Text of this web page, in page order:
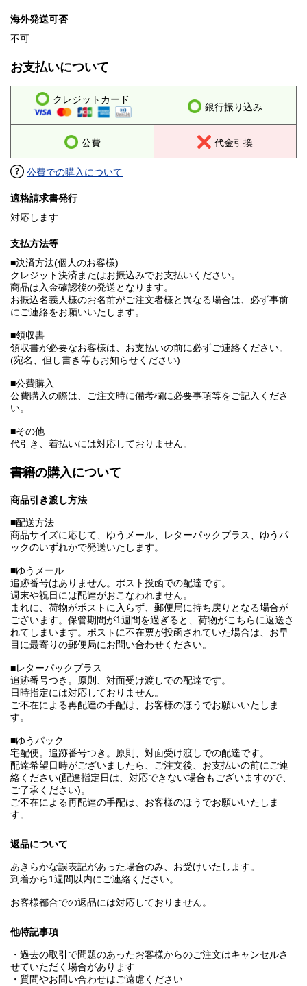
海外発送可否
不可
お支払いについて
クレジットカード
銀行振り込み
公費 代金引換
公費での購入について
適格請求書発行
対応します
支払方法等
■決済方法(個人のお客様)
クレジット決済またはお振込みでお支払いください。
商品は入金確認後の発送となります。
お振込名義人様のお名前がご注文者様と異なる場合は、必ず事前
にご連絡をお願いいたします。
■領収書
領収書が必要なお客様は、お支払いの前に必ずご連絡ください。
(宛名、但し書き等もお知らせください)
■公費購入
公費購入の際は、ご注文時に備考欄に必要事項等をご記入くださ
い。
■その他
代引き、着払いには対応しておりません。
書籍の購入について
商品引き渡し方法
■配送方法
商品サイズに応じて、ゆうメール、レターパックプラス、ゆうパ
ックのいずれかで発送いたします。
■ゆうメール
追跡番号はありません。ポスト投函での配達です。
週末や祝日には配達がおこなわれません。
まれに、荷物がポストに入らず、郵便局に持ち戻りとなる場合が
ございます。保管期間が1週間を過ぎると、荷物がこちらに返送さ
れてしまいます。ポストに不在票が投函されていた場合は、お早
目に最寄りの郵便局にお問い合わせください。
■レターパックプラス
追跡番号つき。原則、対面受け渡しでの配達です。
日時指定には対応しておりません。
ご不在による再配達の手配は、お客様のほうでお願いいたしま
す。
■ゆうパック
宅配便。追跡番号つき。原則、対面受け渡しでの配達です。
配達希望日時がございましたら、ご注文後、お支払いの前にご連
絡ください(配達指定日は、対応できない場合もございますので、
ご了承ください)。
ご不在による再配達の手配は、お客様のほうでお願いいたしま
す。
返品について
あきらかな誤表記があった場合のみ、お受けいたします。
到着から1週間以内にご連絡ください。
お客様都合での返品には対応しておりません。
他特記事項
・過去の取引で問題のあったお客様からのご注文はキャンセルさ
せていただく場合があります
・質問やお問い合わせはご遠慮ください